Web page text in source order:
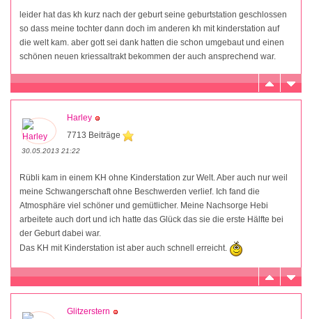
leider hat das kh kurz nach der geburt seine geburtstation geschlossen
so dass meine tochter dann doch im anderen kh mit kinderstation auf
die welt kam. aber gott sei dank hatten die schon umgebaut und einen
schönen neuen kriessaltrakt bekommen der auch ansprechend war.
Harley
7713 Beiträge
30.05.2013 21:22
Rübli kam in einem KH ohne Kinderstation zur Welt. Aber auch nur weil
meine Schwangerschaft ohne Beschwerden verlief. Ich fand die
Atmosphäre viel schöner und gemütlicher. Meine Nachsorge Hebi
arbeitete auch dort und ich hatte das Glück das sie die erste Hälfte bei
der Geburt dabei war.
Das KH mit Kinderstation ist aber auch schnell erreicht.
Glitzerstern